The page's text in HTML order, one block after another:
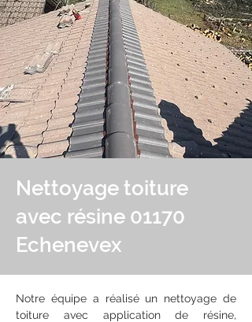
Nettoyage toiture
avec résine 01170
Echenevex
Notre équipe a réalisé un nettoyage de
toiture avec application de résine,